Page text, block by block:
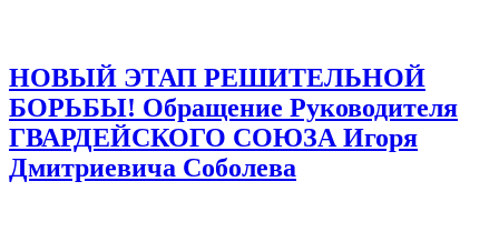
НОВЫЙ ЭТАП РЕШИТЕЛЬНОЙ
БОРЬБЫ! Обращение Руководителя
ГВАРДЕЙСКОГО СОЮЗА Игоря
Дмитриевича Соболева